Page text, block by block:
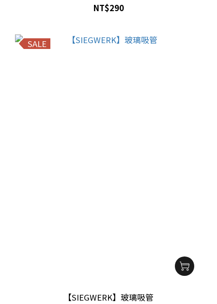
NT$290
SALE
【SIEGWERK】玻璃吸管